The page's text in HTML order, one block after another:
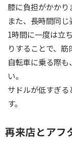
膝に負担がかかり
また、長時間同じ
1時間に一度は立
りすることで、筋
自転車に乗る際
い。
サドルが低すぎる
す。
再来店とアフ